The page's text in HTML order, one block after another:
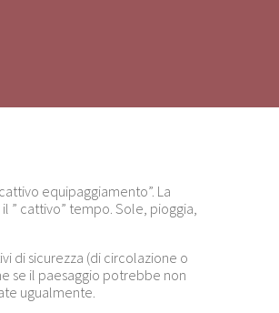
equipaggiamento”. La
” cattivo” tempo. Sole, pioggia,
di sicurezza (di circolazione o
se il paesaggio potrebbe non
ugualmente.